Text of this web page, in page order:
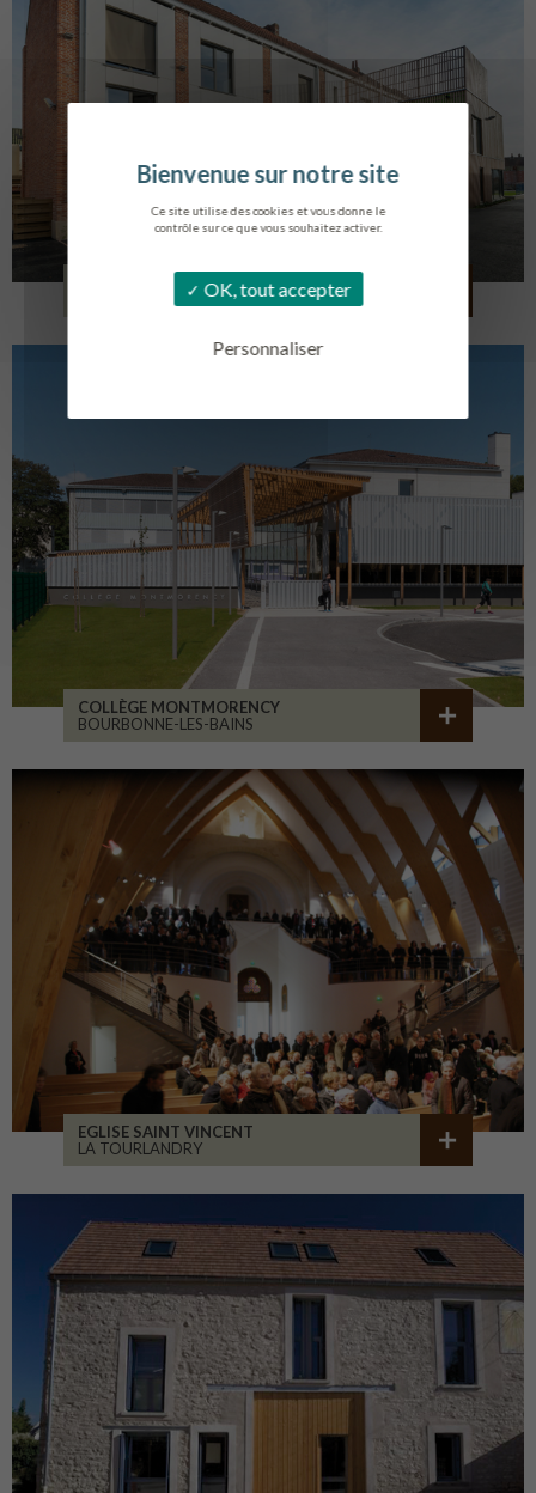
Ce site utilise des cookies et vous donne le
contrôle sur ce que vous souhaitez activer.
OK, tout accepter
Personnaliser
LOG. JEUNES TRAVAILLEURS
COLLÈGE MONTMORENCY
BOURBONNE-LES-BAINS
EGLISE SAINT VINCENT
LA TOURLANDRY